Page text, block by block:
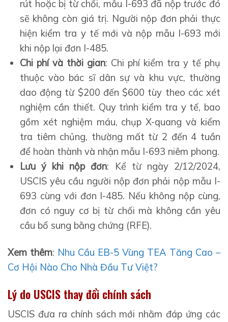
rút hoặc bị từ chối, mẫu I-693 đã nộp trước đó
sẽ không còn giá trị. Người nộp đơn phải thực
hiện kiểm tra y tế mới và nộp mẫu I-693 mới
khi nộp lại đơn I-485.
Chi phí và thời gian: Chi phí kiểm tra y tế phụ
thuộc vào bác sĩ dân sự và khu vực, thường
dao động từ $200 đến $600 tùy theo các xét
nghiệm cần thiết. Quy trình kiểm tra y tế, bao
gồm xét nghiệm máu, chụp X-quang và kiểm
tra tiêm chủng, thường mất từ 2 đến 4 tuần
để hoàn thành và nhận mẫu I-693 niêm phong.
Lưu ý khi nộp đơn: Kể từ ngày 2/12/2024,
USCIS yêu cầu người nộp đơn phải nộp mẫu I-
693 cùng với đơn I-485. Nếu không nộp cùng,
đơn có nguy cơ bị từ chối mà không cần yêu
cầu bổ sung bằng chứng (RFE).
Xem thêm: Nhu Cầu EB-5 Vùng TEA Tăng Cao –
Cơ Hội Nào Cho Nhà Đầu Tư Việt?
Lý do USCIS thay đổi chính sách
USCIS đưa ra chính sách mới nhằm đáp ứng các